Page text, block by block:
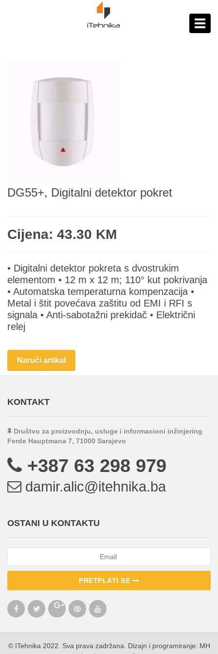
DG55+, Digitalni detektor pokret
Cijena: 43.30 KM
• Digitalni detektor pokreta s dvostrukim
elementom • 12 m x 12 m; 110° kut pokrivanja
• Automatska temperaturna kompenzacija •
Metal i štit povećava zaštitu od EMI i RFI s
signala • Anti-sabotažni prekidač • Električni
relej
Naruči artikal
KONTAKT
Društvo za proizvodnju, usluge i informacioni inžinjering
Ferde Hauptmana 7, 71000 Sarajevo
+387 63 298 979
damir.alic@itehnika.ba
OSTANI U KONTAKTU
PRETPLATI SE
© ITehnika 2022. Sva prava zadržana. Dizajn i programiranje: MH